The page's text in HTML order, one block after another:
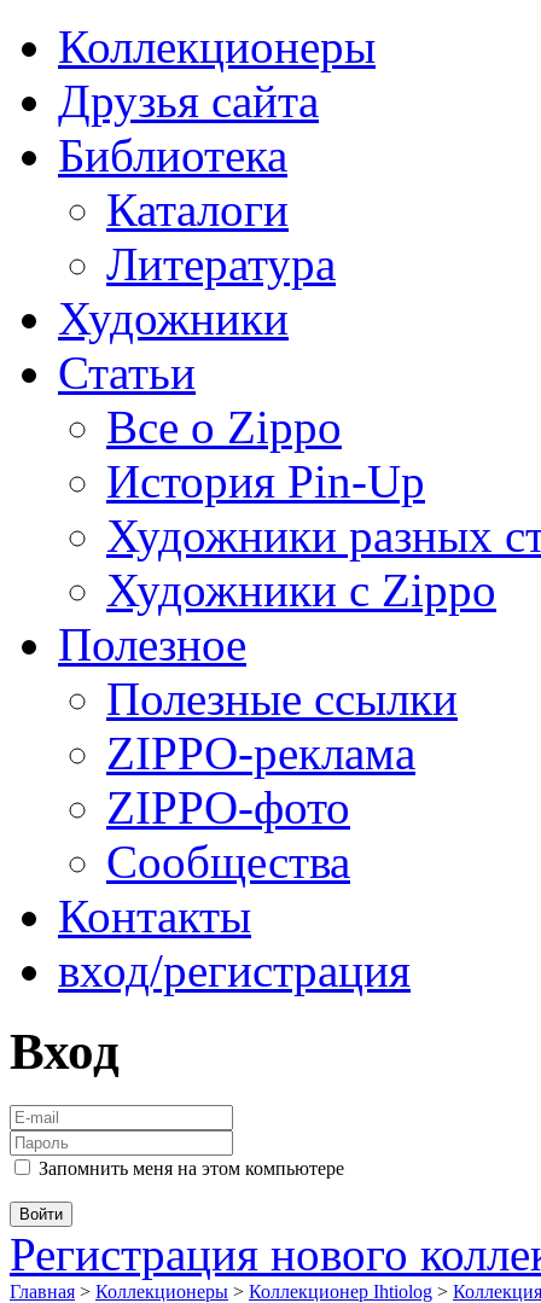
Коллекционеры
Друзья сайта
Библиотека
Каталоги
Литература
Художники
Статьи
Все о Zippo
История Pin-Up
Художники разных
Художники с Zippo
Полезное
Полезные ссылки
ZIPPO-реклама
ZIPPO-фото
Сообщества
Контакты
вход/регистрация
Вход
Запомнить меня на этом компьютере
Регистрация нового
Главная > Коллекционеры > Коллекционер Ihtiolog >